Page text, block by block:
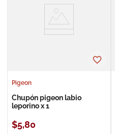
Pigeon
Chupón pigeon labio
leporino x 1
$5,80
pañales